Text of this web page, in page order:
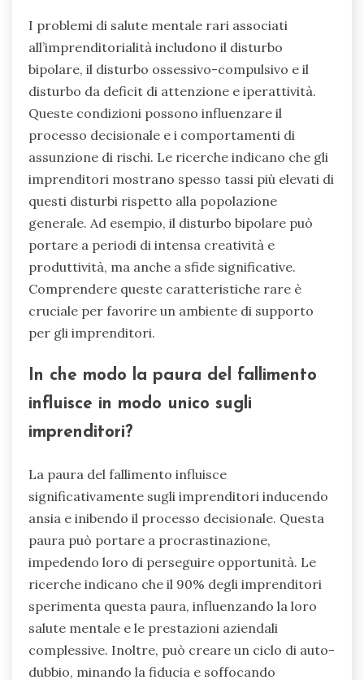
I problemi di salute mentale rari associati
all’imprenditorialità includono il disturbo
bipolare, il disturbo ossessivo-compulsivo e il
disturbo da deficit di attenzione e iperattività.
Queste condizioni possono influenzare il
processo decisionale e i comportamenti di
assunzione di rischi. Le ricerche indicano che gli
imprenditori mostrano spesso tassi più elevati di
questi disturbi rispetto alla popolazione
generale. Ad esempio, il disturbo bipolare può
portare a periodi di intensa creatività e
produttività, ma anche a sfide significative.
Comprendere queste caratteristiche rare è
cruciale per favorire un ambiente di supporto
per gli imprenditori.
In che modo la paura del fallimento
influisce in modo unico sugli
imprenditori?
La paura del fallimento influisce
significativamente sugli imprenditori inducendo
ansia e inibendo il processo decisionale. Questa
paura può portare a procrastinazione,
impedendo loro di perseguire opportunità. Le
ricerche indicano che il 90% degli imprenditori
sperimenta questa paura, influenzando la loro
salute mentale e le prestazioni aziendali
complessive. Inoltre, può creare un ciclo di auto-
dubbio, minando la fiducia e soffocando